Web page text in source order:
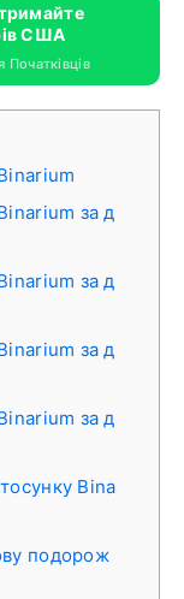
США
за д
за д
за д
за д
Bina
подорож